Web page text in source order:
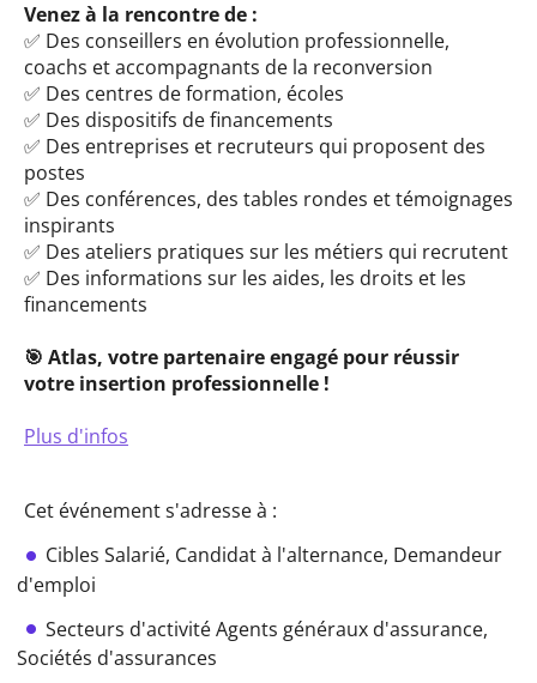
Venez à la rencontre de :
✅ Des conseillers en évolution professionnelle,
coachs et accompagnants de la reconversion
✅ Des centres de formation, écoles
✅ Des dispositifs de financements
✅ Des entreprises et recruteurs qui proposent des
postes
✅ Des conférences, des tables rondes et témoignages
inspirants
✅ Des ateliers pratiques sur les métiers qui recrutent
✅ Des informations sur les aides, les droits et les
financements
🎯 Atlas, votre partenaire engagé pour réussir
votre insertion professionnelle !
Plus d'infos
Cet événement s'adresse à :
Cibles Salarié, Candidat à l'alternance, Demandeur
d'emploi
Secteurs d'activitéAgents généraux d'assurance,
Sociétés d'assurances